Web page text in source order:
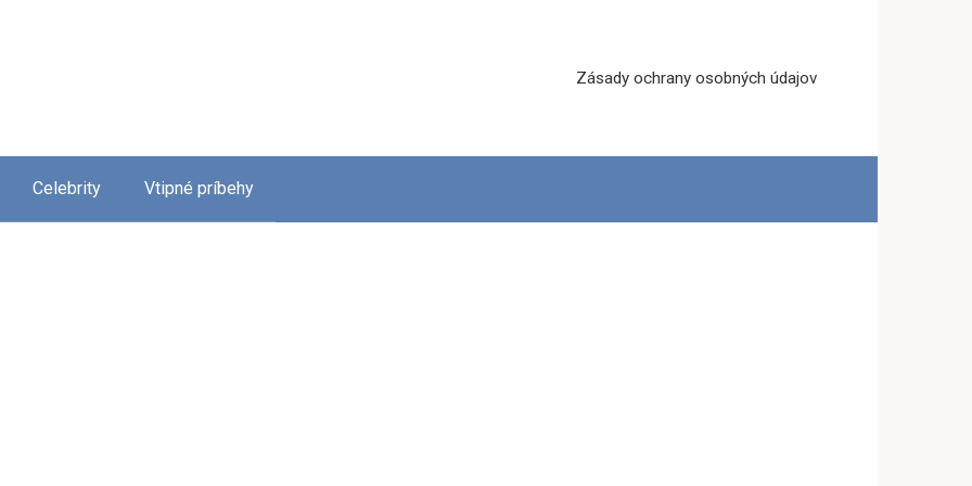
Zásady ochrany osobných údajov
Celebrity Vtipné príbehy